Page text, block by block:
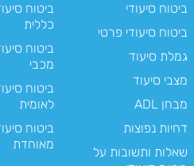
ביטוח סיעודי
ביטוח סיעודי פרטי
גמלת סיעוד
מצבי סיעוד
מבחן ADL
דחיות נפוצות
שאלות ותשובות על
ביטוח
כללית
ביטוח
מכבי
ביטוח
לאומית
ביטוח
מאוחדת